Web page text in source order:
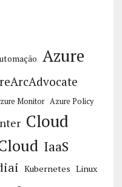
Azure
Monitor Azure Policy
Cloud
IaaS
Kubernetes Linux